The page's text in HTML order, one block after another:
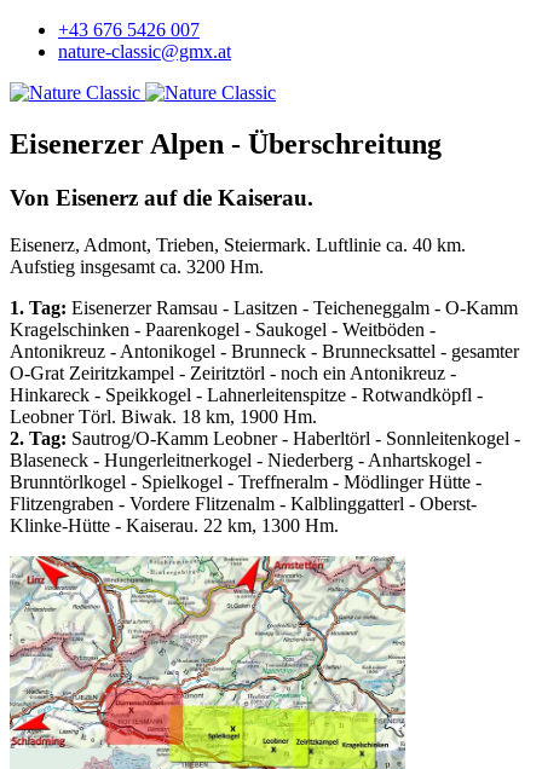
+43 676 5426 007
nature-classic@gmx.at
Eisenerzer Alpen - Überschreitung
Von Eisenerz auf die Kaiserau.
Eisenerz, Admont, Trieben, Steiermark. Luftlinie ca. 40 km.
Aufstieg insgesamt ca. 3200 Hm.
1. Tag: Eisenerzer Ramsau - Lasitzen - Teicheneggalm - O-Kamm
Kragelschinken - Paarenkogel - Saukogel - Weitböden -
Antonikreuz - Antonikogel - Brunneck - Brunnecksattel - gesamter
O-Grat Zeiritzkampel - Zeiritztörl - noch ein Antonikreuz -
Hinkareck - Speikkogel - Lahnerleitenspitze - Rotwandköpfl -
Leobner Törl. Biwak. 18 km, 1900 Hm.
2. Tag: Sautrog/O-Kamm Leobner - Haberltörl - Sonnleitenkogel -
Blaseneck - Hungerleitnerkogel - Niederberg - Anhartskogel -
Brunntörlkogel - Spielkogel - Treffneralm - Mödlinger Hütte -
Flitzengraben - Vordere Flitzenalm - Kalblinggatterl - Oberst-
Klinke-Hütte - Kaiserau. 22 km, 1300 Hm.